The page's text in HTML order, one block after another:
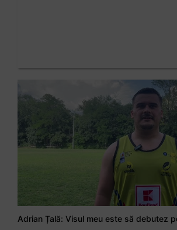
Adrian Țală: Visul meu este să debutez